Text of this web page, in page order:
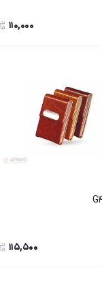
110,000
115,500